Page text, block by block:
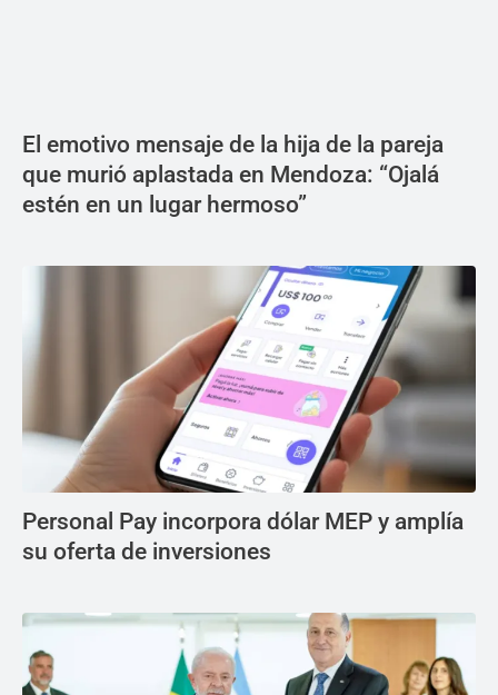
El emotivo mensaje de la hija de la pareja
que murió aplastada en Mendoza: “Ojalá
estén en un lugar hermoso”
Personal Pay incorpora dólar MEP y amplía
su oferta de inversiones